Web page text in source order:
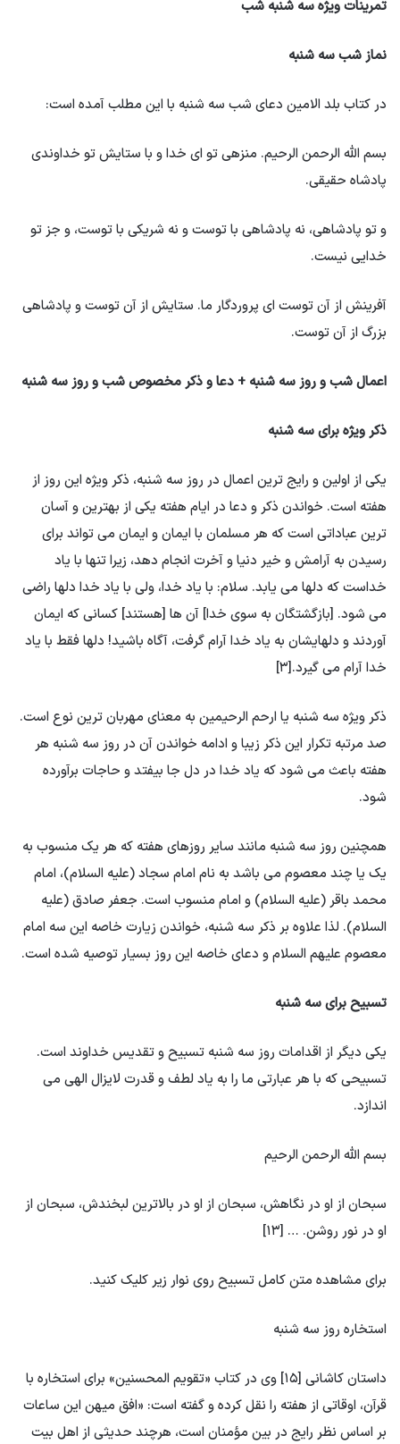
تمرینات ویژه سه شنبه شب
نماز شب سه شنبه
در کتاب بلد الامین دعای شب سه شنبه با این مطلب آمده است:
بسم الله الرحمن الرحیم. منزهی تو ای خدا و با ستایش تو خداوندی
پادشاه حقیقی.
و تو پادشاهی، نه پادشاهی با توست و نه شریکی با توست، و جز تو
خدایی نیست.
آفرینش از آن توست ای پروردگار ما. ستایش از آن توست و پادشاهی
بزرگ از آن توست.
اعمال شب و روز سه شنبه + دعا و ذکر مخصوص شب و روز سه شنبه
ذکر ویژه برای سه شنبه
یکی از اولین و رایج ترین اعمال در روز سه شنبه، ذکر ویژه این روز از
هفته است. خواندن ذکر و دعا در ایام هفته یکی از بهترین و آسان
ترین عباداتی است که هر مسلمان با ایمان و ایمان می تواند برای
رسیدن به آرامش و خیر دنیا و آخرت انجام دهد، زیرا تنها با یاد
خداست که دلها می یابد. سلام: با یاد خدا، ولی با یاد خدا دلها راضی
می شود. [بازگشتگان به سوی خدا] آن ها [هستند] کسانی که ایمان
آوردند و دلهایشان به یاد خدا آرام گرفت، آگاه باشید! دلها فقط با یاد
خدا آرام می گیرد.[۳]
ذکر ویژه سه شنبه یا ارحم الرحیمین به معنای مهربان ترین نوع است.
صد مرتبه تکرار این ذکر زیبا و ادامه خواندن آن در روز سه شنبه هر
هفته باعث می شود که یاد خدا در دل جا بیفتد و حاجات برآورده
شود.
همچنین روز سه شنبه مانند سایر روزهای هفته که هر یک منسوب به
یک یا چند معصوم می باشد به نام امام سجاد (علیه السلام)، امام
محمد باقر (علیه السلام) و امام منسوب است. جعفر صادق (علیه
السلام). لذا علاوه بر ذکر سه شنبه، خواندن زیارت خاصه این سه امام
معصوم علیهم السلام و دعای خاصه این روز بسیار توصیه شده است.
تسبیح برای سه شنبه
یکی دیگر از اقدامات روز سه شنبه تسبیح و تقدیس خداوند است.
تسبیحی که با هر عبارتی ما را به یاد لطف و قدرت لایزال الهی می
اندازد.
بسم الله الرحمن الرحیم
سبحان از او در نگاهش، سبحان از او در بالاترین لبخندش، سبحان از
او در نور روشن. … [۱۳]
برای مشاهده متن کامل تسبیح روی نوار زیر کلیک کنید.
استخاره روز سه شنبه
داستان کاشانی [۱۵] وی در کتاب «تقویم المحسنین» برای استخاره با
قرآن، اوقاتی از هفته را نقل کرده و گفته است: «افق میهن این ساعات
بر اساس نظر رایج در بین مؤمنان است، هرچند حدیثی از اهل بیت